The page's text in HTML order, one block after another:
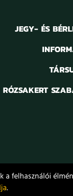
JEGY- ÉS
RÓZSAKERT
felhasználói
.